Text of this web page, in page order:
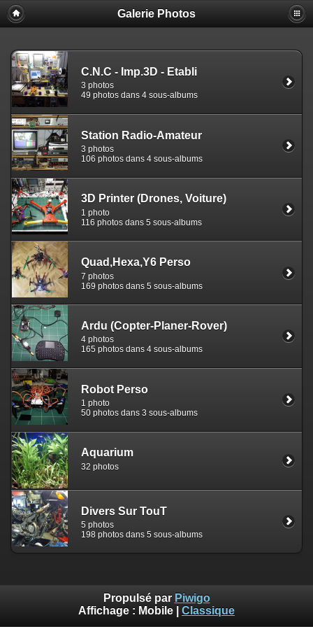
Galerie Photos
C.N.C - Imp.3D - Etabli
3 photos
49 photos dans 4 sous-albums
Station Radio-Amateur
3 photos
106 photos dans 4 sous-albums
3D Printer (Drones, Voiture)
1 photo
116 photos dans 5 sous-albums
Quad,Hexa,Y6 Perso
7 photos
169 photos dans 5 sous-albums
Ardu (Copter-Planer-Rover)
4 photos
165 photos dans 4 sous-albums
Robot Perso
1 photo
50 photos dans 3 sous-albums
Aquarium
32 photos
Divers Sur TouT
5 photos
198 photos dans 5 sous-albums
Propulsé par Piwigo
Affichage : Mobile Classique